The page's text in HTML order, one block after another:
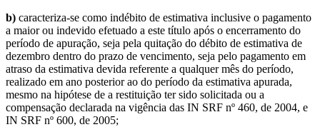
b) caracteriza-se como indébito de estimativa inclusive o pagamento
a maior ou indevido efetuado a este título após o encerramento do
período de apuração, seja pela quitação do débito de estimativa de
dezembro dentro do prazo de vencimento, seja pelo pagamento em
atraso da estimativa devida referente a qualquer mês do período,
realizado em ano posterior ao do período da estimativa apurada,
mesmo na hipótese de a restituição ter sido solicitada ou a
compensação declarada na vigência das IN SRF nº 460, de 2004, e
IN SRF nº 600, de 2005;